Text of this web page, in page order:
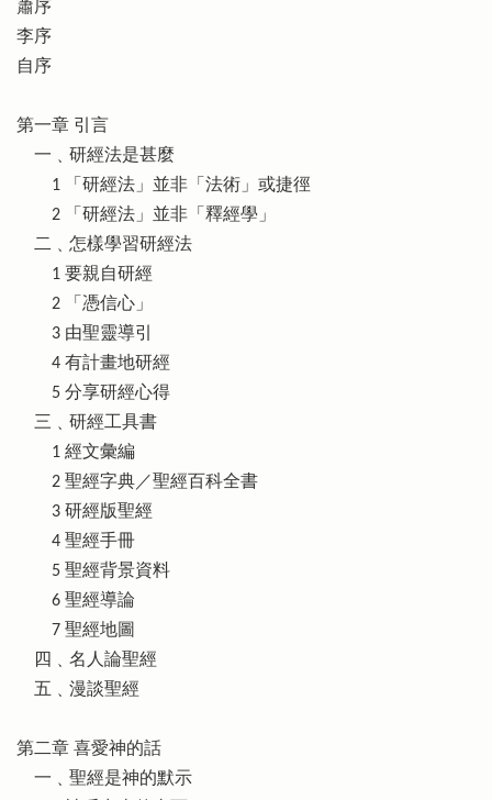
蕭序
李序
自序
第一章 引言
一﹑研經法是甚麼
1 「研經法」並非「法術」或捷徑
2 「研經法」並非「釋經學」
二﹑怎樣學習研經法
1 要親自研經
2 「憑信心」
3 由聖靈導引
4 有計畫地研經
5 分享研經心得
三﹑研經工具書
1 經文彙編
2 聖經字典／聖經百科全書
3 研經版聖經
4 聖經手冊
5 聖經背景資料
6 聖經導論
7 聖經地圖
四﹑名人論聖經
五﹑漫談聖經
第二章 喜愛神的話
一﹑聖經是神的默示